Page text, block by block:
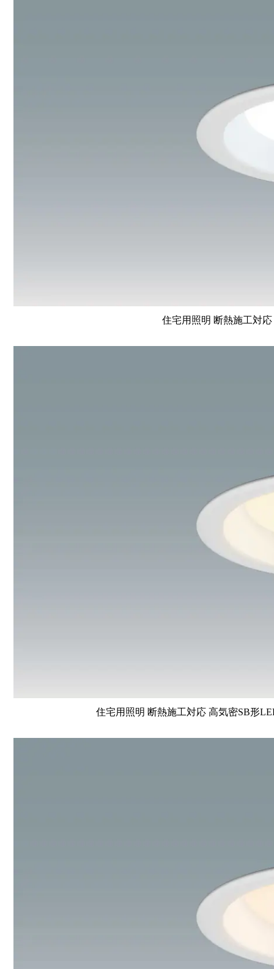
住宅用照明 断熱施工対
住宅用照明 断熱施工対応 高気密SB形